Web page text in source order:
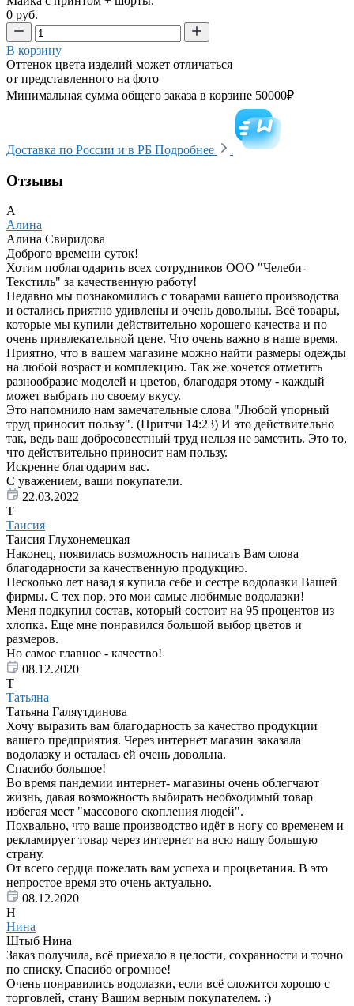
0 руб.
В корзину
Оттенок цвета изделий может отличаться
от представленного на фото
Минимальная сумма общего заказа в корзине 50000₽
Доставка по России и в РБ Подробнее
Отзывы
А
Алина
Алина Свиридова
Доброго времени суток!
Хотим поблагодарить всех сотрудников ООО "Челеби-
Текстиль" за качественную работу!
Недавно мы познакомились с товарами вашего производства
и остались приятно удивлены и очень довольны. Всё товары,
которые мы купили действительно хорошего качества и по
очень привлекательной цене. Что очень важно в наше время.
Приятно, что в вашем магазине можно найти размеры одежды
на любой возраст и комплекцию. Так же хочется отметить
разнообразие моделей и цветов, благодаря этому - каждый
может выбрать по своему вкусу.
Это напомнило нам замечательные слова "Любой упорный
труд приносит пользу". (Притчи 14:23) И это действительно
так, ведь ваш добросовестный труд нельзя не заметить. Это то,
что действительно приносит нам пользу.
Искренне благодарим вас.
С уважением, ваши покупатели.
22.03.2022
Т
Таисия
Таисия Глухонемецкая
Наконец, появилась возможность написать Вам слова
благодарности за качественную продукцию.
Несколько лет назад я купила себе и сестре водолазки Вашей
фирмы. С тех пор, это мои самые любимые водолазки!
Меня подкупил состав, который состоит на 95 процентов из
хлопка. Еще мне понравился большой выбор цветов и
размеров.
Но самое главное - качество!
08.12.2020
Т
Татьяна
Татьяна Галяутдинова
Хочу выразить вам благодарность за качество продукции
вашего предприятия. Через интернет магазин заказала
водолазку и осталась ей очень довольна.
Спасибо большое!
Во время пандемии интернет- магазины очень облегчают
жизнь, давая возможность выбирать необходимый товар
избегая мест "массового скопления людей".
Похвально, что ваше производство идёт в ногу со временем и
рекламирует товар через интернет на всю нашу большую
страну.
От всего сердца пожелать вам успеха и процветания. В это
непростое время это очень актуально.
08.12.2020
Н
Нина
Штыб Нина
Заказ получила, всё приехало в целости, сохранности и точно
по списку. Спасибо огромное!
Очень понравились водолазки, если всё сложится хорошо с
торговлей, стану Вашим верным покупателем. :)